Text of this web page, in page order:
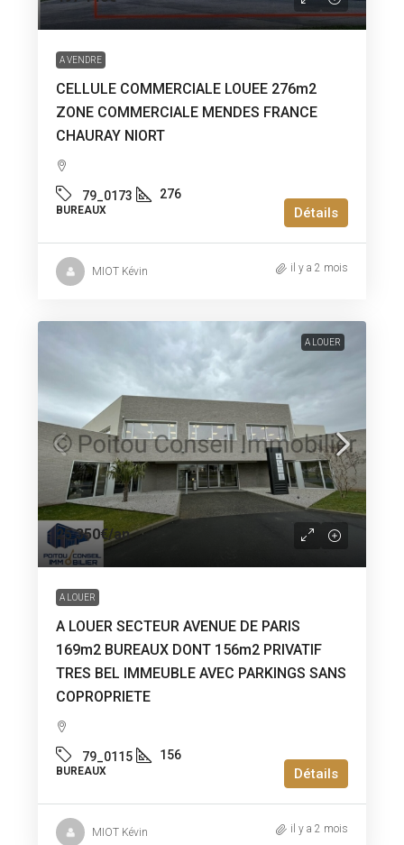
A VENDRE
CELLULE COMMERCIALE LOUEE 276m2
ZONE COMMERCIALE MENDES FRANCE
CHAURAY NIORT
79_0173 276
BUREAUX Détails
MIOT Kévin il y a 2 mois
A LOUER
25 350€/an
A LOUER
A LOUER SECTEUR AVENUE DE PARIS
169m2 BUREAUX DONT 156m2 PRIVATIF
TRES BEL IMMEUBLE AVEC PARKINGS SANS
COPROPRIETE
79_0115 156
BUREAUX Détails
MIOT Kévin il y a 2 mois